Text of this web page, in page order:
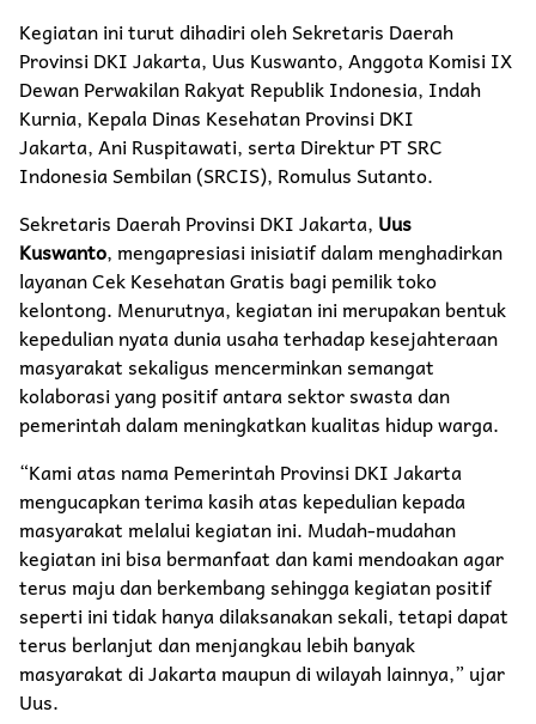
Kegiatan ini turut dihadiri oleh Sekretaris Daerah
Provinsi DKI Jakarta, Uus Kuswanto, Anggota Komisi IX
Dewan Perwakilan Rakyat Republik Indonesia, Indah
Kurnia, Kepala Dinas Kesehatan Provinsi DKI
Jakarta, Ani Ruspitawati, serta Direktur PT SRC
Indonesia Sembilan (SRCIS), Romulus Sutanto.
Sekretaris Daerah Provinsi DKI Jakarta, Uus
Kuswanto, mengapresiasi inisiatif dalam menghadirkan
layanan Cek Kesehatan Gratis bagi pemilik toko
kelontong. Menurutnya, kegiatan ini merupakan bentuk
kepedulian nyata dunia usaha terhadap kesejahteraan
masyarakat sekaligus mencerminkan semangat
kolaborasi yang positif antara sektor swasta dan
pemerintah dalam meningkatkan kualitas hidup warga.
“Kami atas nama Pemerintah Provinsi DKI Jakarta
mengucapkan terima kasih atas kepedulian kepada
masyarakat melalui kegiatan ini. Mudah-mudahan
kegiatan ini bisa bermanfaat dan kami mendoakan agar
terus maju dan berkembang sehingga kegiatan positif
seperti ini tidak hanya dilaksanakan sekali, tetapi dapat
terus berlanjut dan menjangkau lebih banyak
masyarakat di Jakarta maupun di wilayah lainnya,” ujar
Uus.